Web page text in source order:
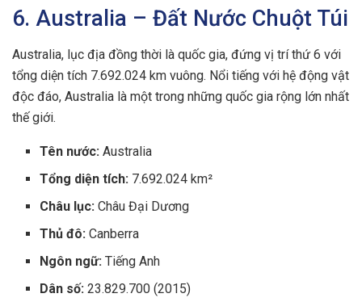
6. Australia – Đất Nước Chuột Túi
Australia, lục địa đồng thời là quốc gia, đứng vị trí thứ 6 với
tổng diện tích 7.692.024 km vuông. Nổi tiếng với hệ động vật
độc đáo, Australia là một trong những quốc gia rộng lớn nhất
thế giới.
Tên nước: Australia
Tổng diện tích: 7.692.024 km²
Châu lục: Châu Đại Dương
Thủ đô: Canberra
Ngôn ngữ: Tiếng Anh
Dân số: 23.829.700 (2015)